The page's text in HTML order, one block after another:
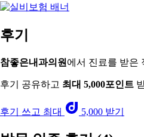
후기
참좋은내과의원 에서 진료를 받은
후기 공유하고 최대 5,000포인트
후기 쓰고 최대 5,000 받기